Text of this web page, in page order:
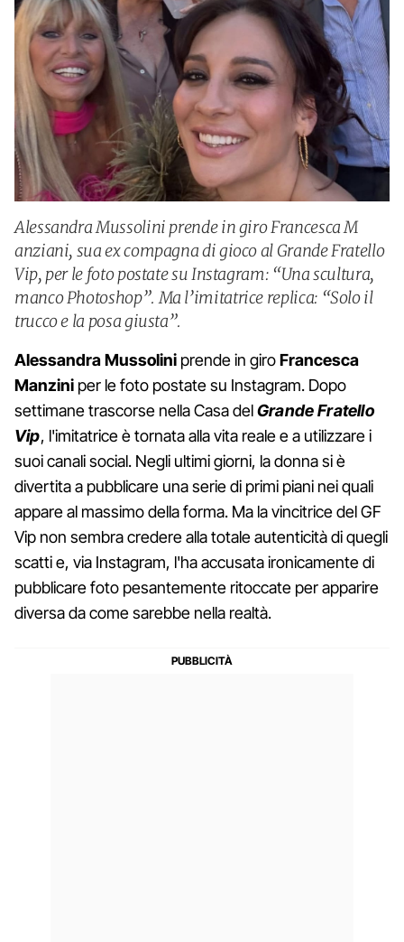
Alessandra Mussolini prende in giro Francesca M
anziani, sua ex compagna di gioco al Grande Fratello
Vip, per le foto postate su Instagram: “Una scultura,
manco Photoshop”. Ma l’imitatrice replica: “Solo il
trucco e la posa giusta”.
Alessandra Mussolini prende in giroFrancesca
Manzini per le foto postate su Instagram. Dopo
settimane trascorse nella Casa delGrande Fratello
Vip, l'imitatrice è tornata alla vita reale e a utilizzare i
suoi canali social. Negli ultimi giorni, la donna si è
divertita a pubblicare una serie di primi piani nei quali
appare al massimo della forma. Ma la vincitrice del GF
Vip non sembra credere alla totale autenticità di quegli
scatti e, via Instagram, l'ha accusata ironicamente di
pubblicare foto pesantemente ritoccate per apparire
diversa da come sarebbe nella realtà.